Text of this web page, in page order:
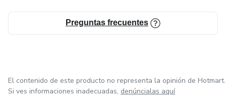
Preguntas frecuentes
El contenido de este producto no representa la opinión de Hotmart.
Si ves informaciones inadecuadas, denúncialas aquí